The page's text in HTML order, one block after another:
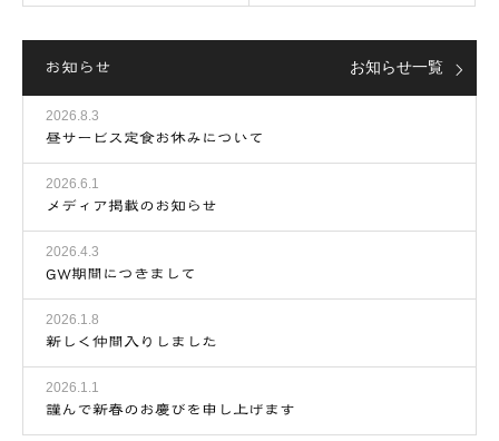
お知らせ
2026.8.3
昼サービス定食お休みについて
2026.6.1
メディア掲載のお知らせ
2026.4.3
GW期間につきまして
2026.1.8
新しく仲間入りしました
2026.1.1
謹んで新春のお慶びを申し上げます
お知らせ一覧